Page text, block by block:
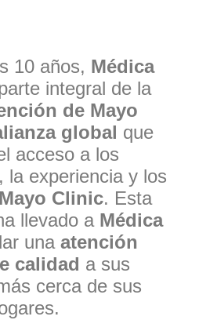
10 años, Médica
integral de la
de Mayo
global que
acceso a los
la experiencia y los
Mayo Clinic. Esta
llevado a Médica
una atención
calidad a sus
cerca de sus